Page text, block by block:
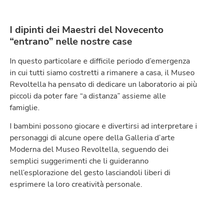
I dipinti dei Maestri del Novecento
“entrano” nelle nostre case
In questo particolare e difficile periodo d’emergenza
in cui tutti siamo costretti a rimanere a casa, il Museo
Revoltella ha pensato di dedicare un laboratorio ai più
piccoli da poter fare “a distanza” assieme alle
famiglie.
I bambini possono giocare e divertirsi ad interpretare i
personaggi di alcune opere della Galleria d’arte
Moderna del Museo Revoltella, seguendo dei
semplici suggerimenti che li guideranno
nell’esplorazione del gesto lasciandoli liberi di
esprimere la loro creatività personale.